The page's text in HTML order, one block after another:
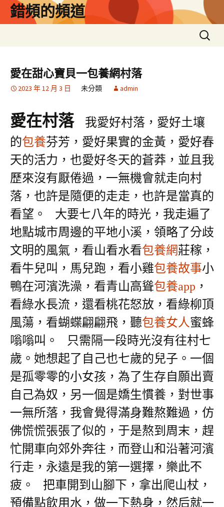
錯頻的頻道
搜
尋
愛在甜心寶貝一包養網村落
2023 年 12 月 3 日 未分類 admin
愛在村落
我愛好村落，愛好土壤
的包養芬芳，愛好果實的金黃，愛好春
天的活力，也愛好冬天的蒼莽，並且我
歷來沒有厭倦過，一無機會就走向村
落，也許是隨便的走走，也許是當真的
看望。
大要七八年的時光，我走遍了
地點城市周邊的平地小溪，領略了分歧
文明的風氣，看山看水看包養網莊稼，
看牛兒叫，馬兒跑，看小雞包養故事小
鴨在河濱洗澡，看青山高聳包養app ，
看綠水長流，還看桃花怒放，看綠柳頂
風蕩，看蝴蝶翩翩飛，聽包養女人蜜蜂
嗡嗡叫。
只需隔一段時光沒有往村七
歲。她想起了自己也七歲的兒子。一個
是孤零零的小女孩，為了生存自願出賣
自己為奴，另一個是嬌生慣養，對世事
一無所落，我會覺得滿身難熬難過，仿
佛慌慌張張了似的，于是熬到周末，趕
忙開車向郊外奔往，而登山和沿著河濱
行走，永遠是我的第一選擇，樂此不
疲。
把車開到山腳下，拿出爬山杖，
預備點飲用水，做一下熱身，然后就一